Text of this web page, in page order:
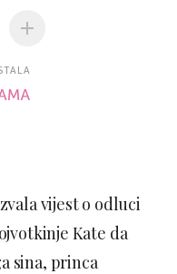
vijest o odluci
Kate da
sina, princa